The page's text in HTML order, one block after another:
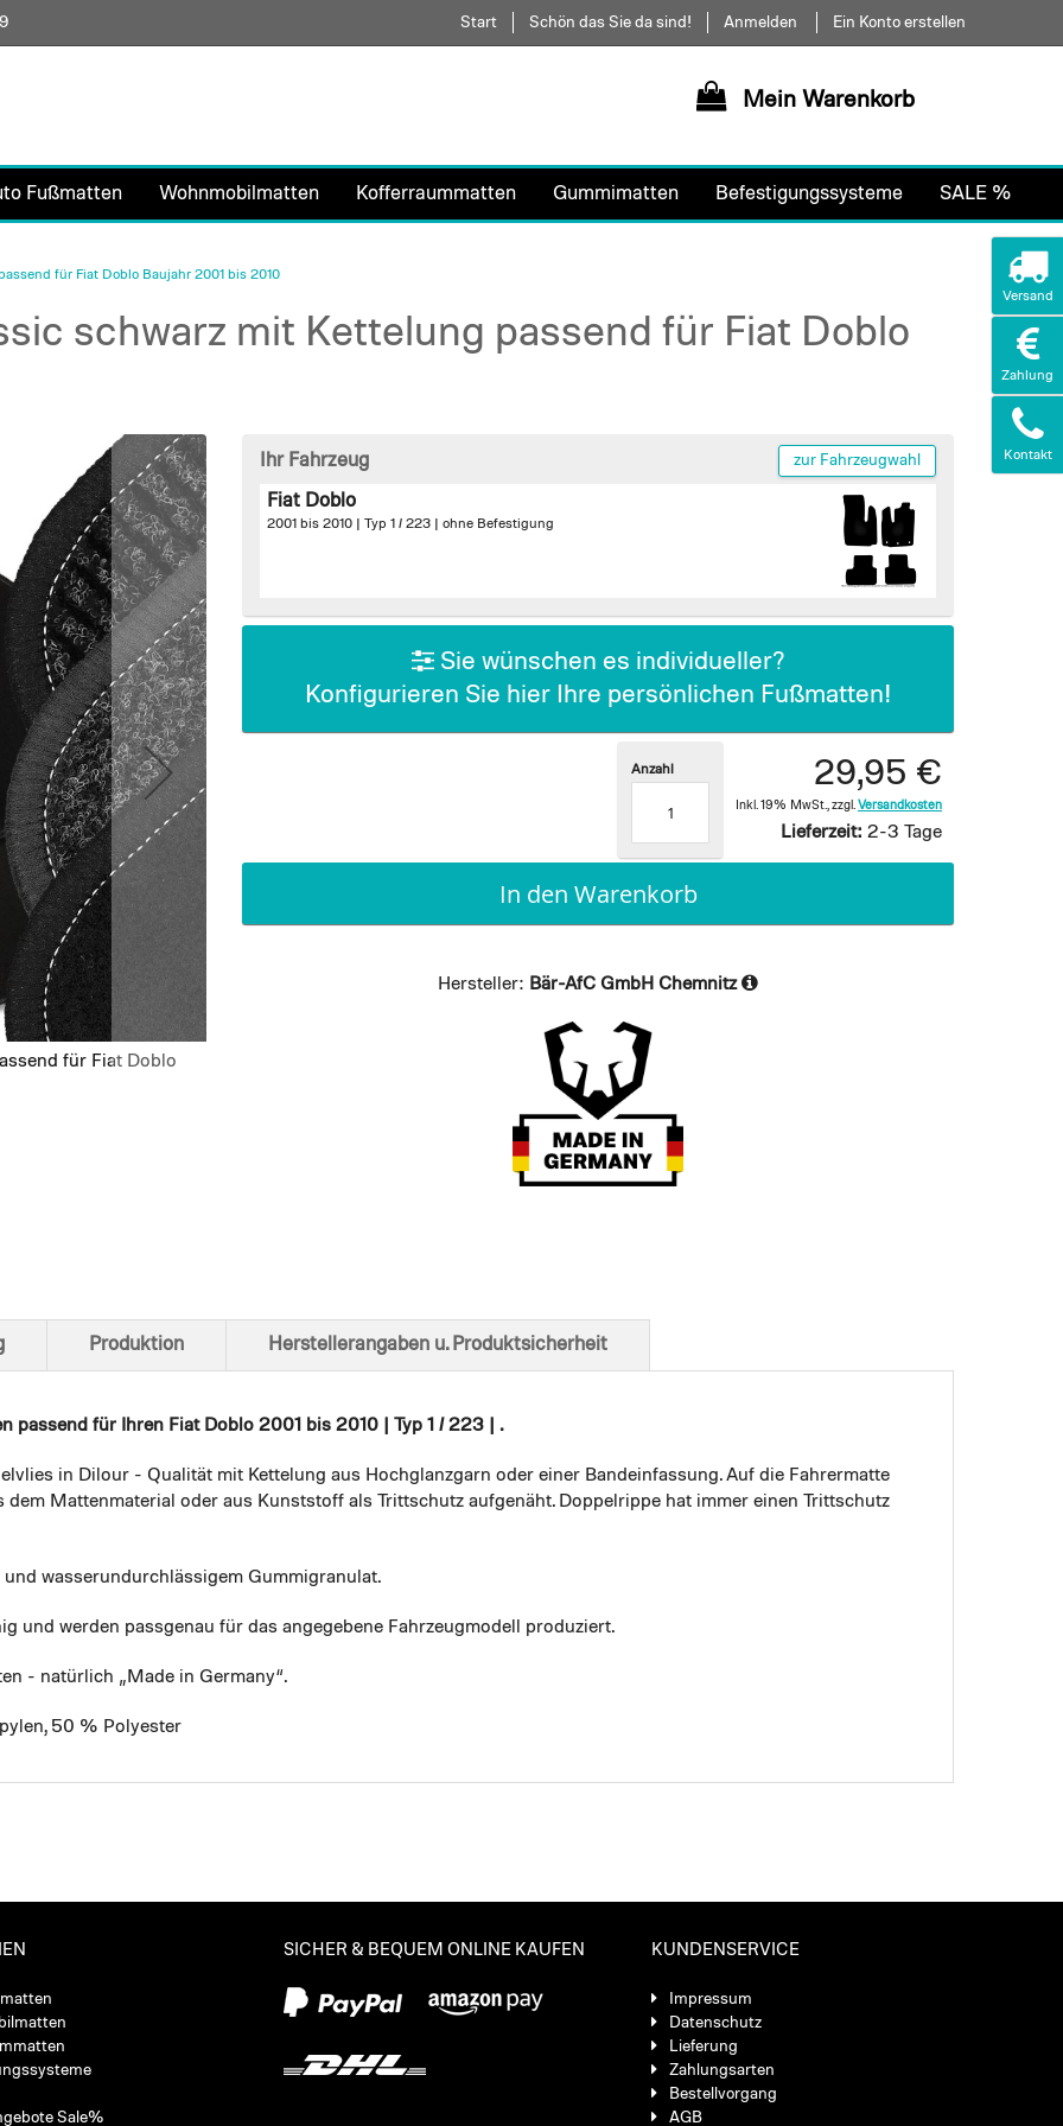
Direkt
zum
Start Schön das Sie da sind! Anmelden Ein Konto erstellen
Mein Warenkorb
Fußmatten Wohnmobilmatten Kofferraummatten Gummimatten Befestigungssysteme SALE %
für Fiat Doblo Baujahr 2001 bis 2010
schwarz mit Kettelung passend für Fiat Doblo
für Fiat Doblo
Ansicht von unten
Ihr Fahrzeug zur Fahrzeugwahl
Fiat Doblo
2001 bis 2010 | Typ 1 / 223 | ohne Befestigung
Sie wünschen es individueller?
Konfigurieren Sie hier Ihre persönlichen Fußmatten!
29,95 €
Inkl. 19% MwSt. zzgl. Versandkosten
Lieferzeit: 2-3 Tage
Anzahl
In den Warenkorb
Hersteller: Bär-AfC GmbH Chemnitz
passend für Ihren Fiat Doblo 2001 bis 2010 | Typ 1 / 223 | .
in Dilour - Qualität mit Kettelung aus Hochglanzgarn oder einer Bandeinfassung. Auf die Fahrermatte
Mattenmaterial oder aus Kunststoff als Trittschutz aufgenäht. Doppelrippe hat immer einen Trittschutz
wasserundurchlässigem Gummigranulat.
und werden passgenau für das angegebene Fahrzeugmodell produziert.
- natürlich „Made in Germany“.
50 % Polyester
Produktion Herstellerangaben u. Produktsicherheit
Sale%
SICHER & BEQUEM ONLINE KAUFEN KUNDENSERVICE
Impressum
Datenschutz
Lieferung
Zahlungsarten
Bestellvorgang
AGB
Versand
Zahlung
Kontakt